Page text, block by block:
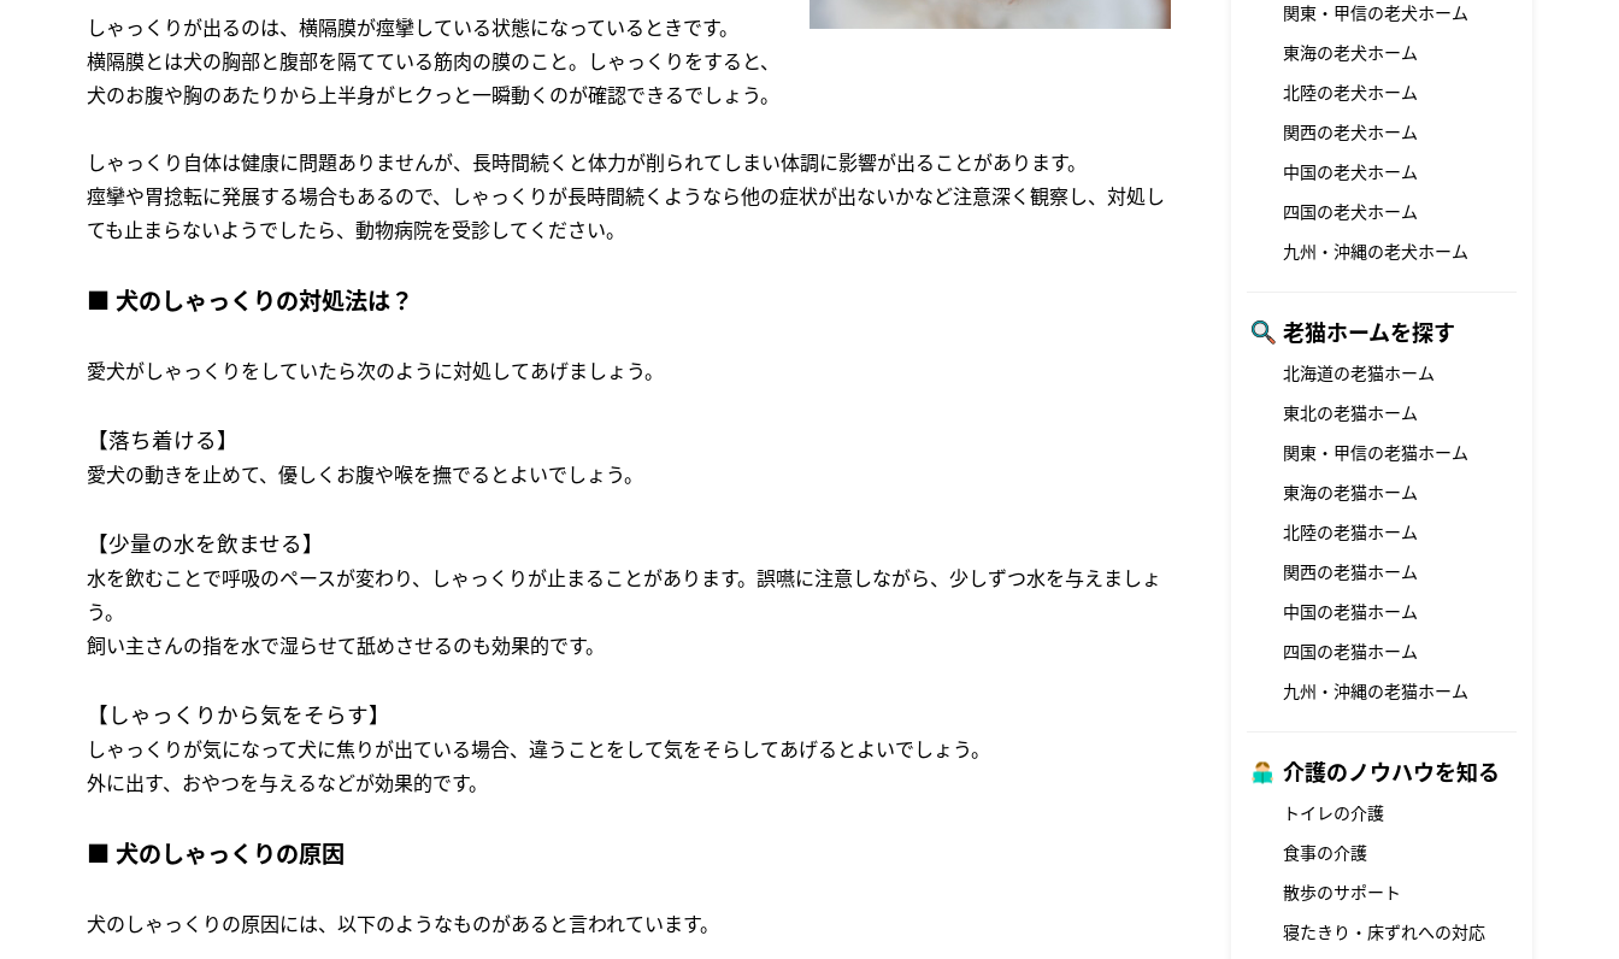
しゃっくりが出るのは、横隔膜が痙攣している状態になっているときです。
横隔膜とは犬の胸部と腹部を隔てている筋肉の膜のこと。しゃっくりをすると、
犬のお腹や胸のあたりから上半身がヒクっと一瞬動くのが確認できるでしょう。
しゃっくり自体は健康に問題ありませんが、長時間続くと体力が削られてしまい体調に影響が出ることがあります。
痙攣や胃捻転に発展する場合もあるので、しゃっくりが長時間続くようなら他の症状が出ないかなど注意深く観察し、対処し
ても止まらないようでしたら、動物病院を受診してください。
■ 犬のしゃっくりの対処法は？
愛犬がしゃっくりをしていたら次のように対処してあげましょう。
【落ち着ける】
愛犬の動きを止めて、優しくお腹や喉を撫でるとよいでしょう。
【少量の水を飲ませる】
水を飲むことで呼吸のペースが変わり、しゃっくりが止まることがあります。誤嚥に注意しながら、少しずつ水を与えましょ
う。
飼い主さんの指を水で湿らせて舐めさせるのも効果的です。
【しゃっくりから気をそらす】
しゃっくりが気になって犬に焦りが出ている場合、違うことをして気をそらしてあげるとよいでしょう。
外に出す、おやつを与えるなどが効果的です。
■ 犬のしゃっくりの原因
犬のしゃっくりの原因には、以下のようなものがあると言われています。
関東・甲信の老犬ホーム
東海の老犬ホーム
北陸の老犬ホーム
関西の老犬ホーム
中国の老犬ホーム
四国の老犬ホーム
九州・沖縄の老犬ホーム
老猫ホームを探す
北海道の老猫ホーム
東北の老猫ホーム
関東・甲信の老猫ホーム
東海の老猫ホーム
北陸の老猫ホーム
関西の老猫ホーム
中国の老猫ホーム
四国の老猫ホーム
九州・沖縄の老猫ホーム
介護のノウハウを知る
トイレの介護
食事の介護
散歩のサポート
寝たきり・床ずれへの対応